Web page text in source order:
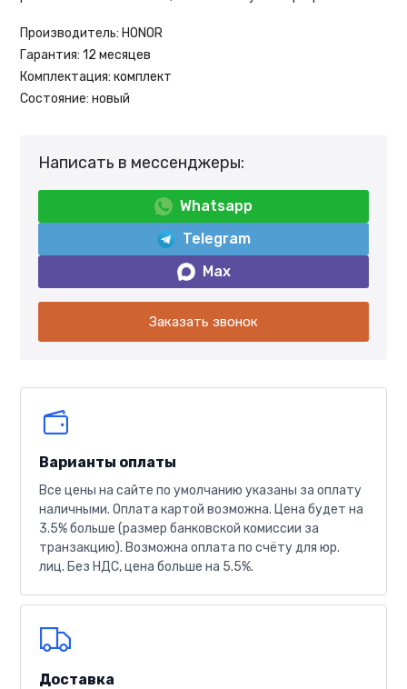
Производитель: HONOR
Гарантия: 12 месяцев
Комплектация: комплект
Состояние: новый
Написать в мессенджеры:
Whatsapp
Telegram
Max
Заказать звонок
Варианты оплаты
Все цены на сайте по умолчанию указаны за оплату
наличными. Оплата картой возможна. Цена будет на
3.5% больше (размер банковской комиссии за
транзакцию). Возможна оплата по счёту для юр.
лиц. Без НДС, цена больше на 5.5%.
Доставка